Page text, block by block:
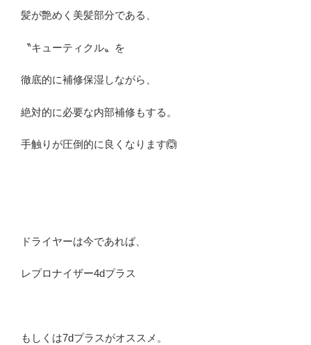
髪が艶めく美髪部分である、
〝キューティクル〟を
徹底的に補修保湿しながら、
絶対的に必要な内部補修もする。
手触りが圧倒的に良くなります🙆
ドライヤーは今であれば、
レプロナイザー4dプラス
もしくは7dプラスがオススメ。